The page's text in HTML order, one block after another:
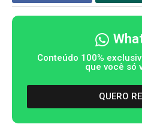
Conteúdo 100%
que você só
QUERO